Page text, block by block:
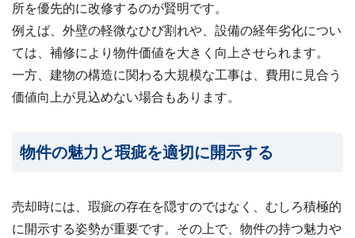
所を優先的に改修するのが賢明です。
例えば、外壁の軽微なひび割れや、設備の経年劣化につい
ては、補修により物件価値を大きく向上させられます。
一方、建物の構造に関わる大規模な工事は、費用に見合う
価値向上が見込めない場合もあります。
物件の魅力と瑕疵を適切に開示する
売却時には、瑕疵の存在を隠すのではなく、むしろ積極的
に開示する姿勢が重要です。その上で、物件の持つ魅力や